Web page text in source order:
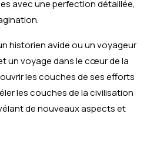
avec une perfection détaillée,
historien avide ou un voyageur
un voyage dans le cœur de la
les couches de ses efforts
les couches de la civilisation
de nouveaux aspects et